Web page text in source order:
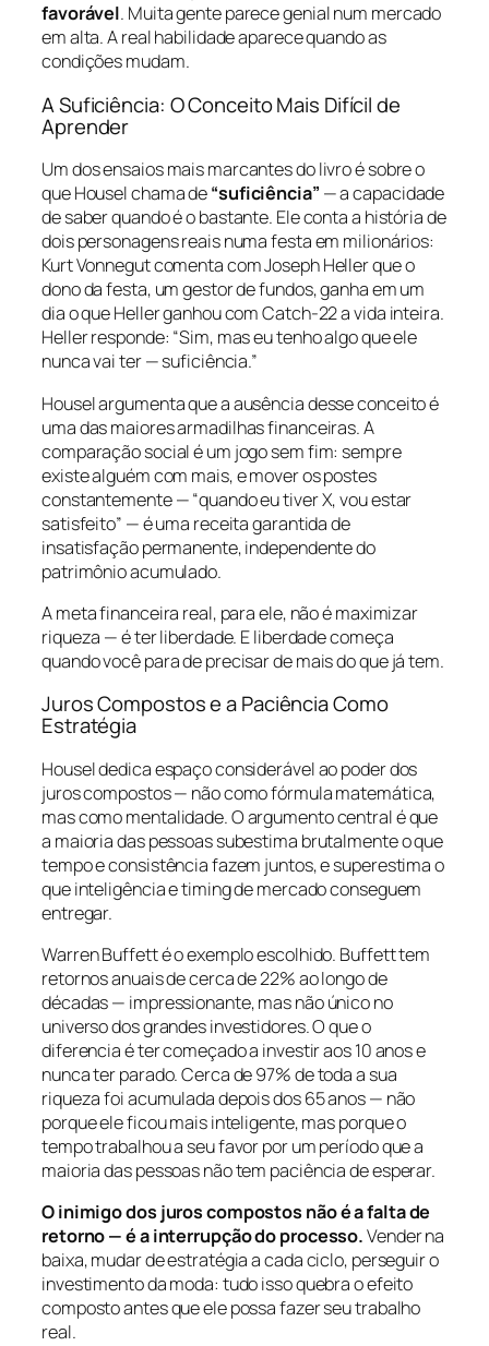
favorável. Muita gente parece genial num mercado
em alta. A real habilidade aparece quando as
condições mudam.
A Suficiência: O Conceito Mais Difícil de
Aprender
Um dos ensaios mais marcantes do livro é sobre o
que Housel chama de“suficiência” — a capacidade
de saber quando é o bastante. Ele conta a história de
dois personagens reais numa festa em milionários:
Kurt Vonnegut comenta com Joseph Heller que o
dono da festa, um gestor de fundos, ganha em um
dia o que Heller ganhou com Catch-22 a vida inteira.
Heller responde: “Sim, mas eu tenho algo que ele
nunca vai ter — suficiência.”
Housel argumenta que a ausência desse conceito é
uma das maiores armadilhas financeiras. A
comparação social é um jogo sem fim: sempre
existe alguém com mais, e mover os postes
constantemente — “quando eu tiver X, vou estar
satisfeito” — é uma receita garantida de
insatisfação permanente, independente do
patrimônio acumulado.
A meta financeira real, para ele, não é maximizar
riqueza — é ter liberdade. E liberdade começa
quando você para de precisar de mais do que já tem.
Juros Compostos e a Paciência Como
Estratégia
Housel dedica espaço considerável ao poder dos
juros compostos — não como fórmula matemática,
mas como mentalidade. O argumento central é que
a maioria das pessoas subestima brutalmente o que
tempo e consistência fazem juntos, e superestima o
que inteligência e timing de mercado conseguem
entregar.
Warren Buffett é o exemplo escolhido. Buffett tem
retornos anuais de cerca de 22% ao longo de
décadas — impressionante, mas não único no
universo dos grandes investidores. O que o
diferencia é ter começado a investir aos 10 anos e
nunca ter parado. Cerca de 97% de toda a sua
riqueza foi acumulada depois dos 65 anos — não
porque ele ficou mais inteligente, mas porque o
tempo trabalhou a seu favor por um período que a
maioria das pessoas não tem paciência de esperar.
O inimigo dos juros compostos não é a falta de
retorno — é a interrupção do processo.Vender na
baixa, mudar de estratégia a cada ciclo, perseguir o
investimento da moda: tudo isso quebra o efeito
composto antes que ele possa fazer seu trabalho
real.